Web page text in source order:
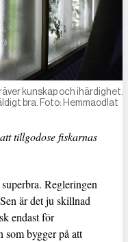
kunskap och ihärdighet.
bra. Foto: Hemmaodlat
tillgodose fiskarnas
Regleringen
är det ju skillnad
endast för
som bygger på att